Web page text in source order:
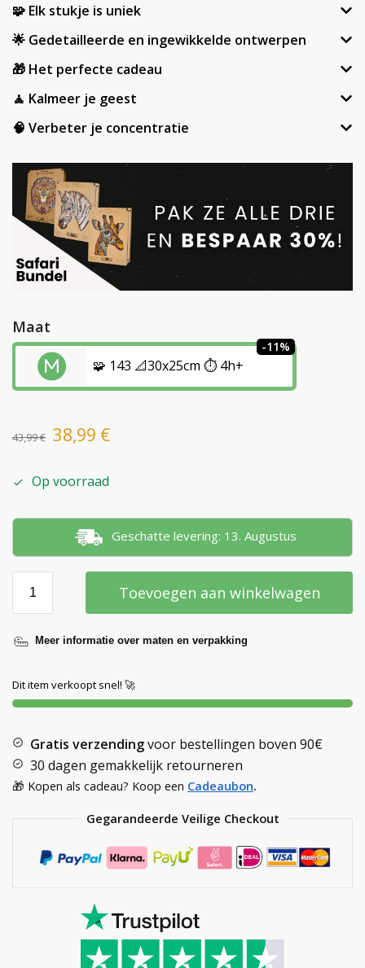
🧩 Elk stukje is uniek
🌟 Gedetailleerde en ingewikkelde ontwerpen
🎁 Het perfecte cadeau
🧘 Kalmeer je geest
🧠 Verbeter je concentratie
Maat
-11%
🧩 143 📐30x25cm ⏱️ 4h+
43,99€ 38,99 €
Op voorraad
Geschatte levering: 13. Augustus
Toevoegen aan winkelwagen
Meer informatie over maten en verpakking
Dit item verkoopt snel! 🚀
Gratis verzendingvoor bestellingen boven 90€
30 dagen gemakkelijk retourneren
🎁 Kopen als cadeau? Koop een Cadeaubon.
Gegarandeerde Veilige Checkout